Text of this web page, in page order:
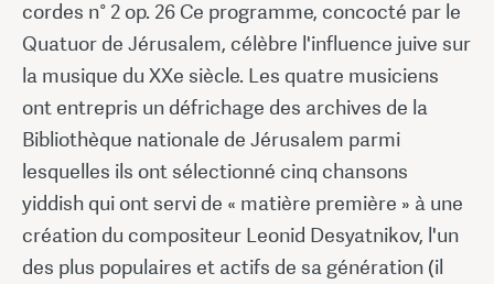
cordes n° 2 op. 26 Ce programme, concocté par le
Quatuor de Jérusalem, célèbre l'influence juive sur
la musique du XXe siècle. Les quatre musiciens
ont entrepris un défrichage des archives de la
Bibliothèque nationale de Jérusalem parmi
lesquelles ils ont sélectionné cinq chansons
yiddish qui ont servi de « matière première » à une
création du compositeur Leonid Desyatnikov, l'un
des plus populaires et actifs de sa génération (il